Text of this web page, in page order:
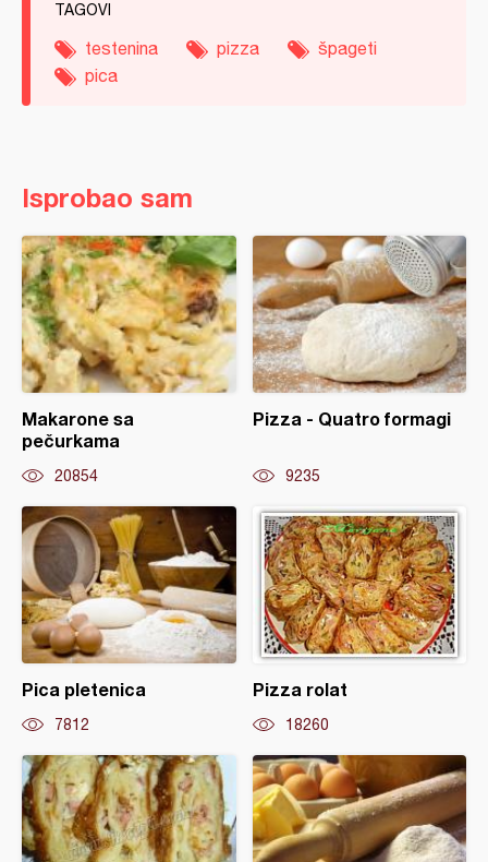
TAGOVI
testenina pizza
špageti
pica
Isprobao sam
Makarone sa
pečurkama
20854
Pizza - Quatro formagi
9235
Pica pletenica
7812
Pizza rolat
18260